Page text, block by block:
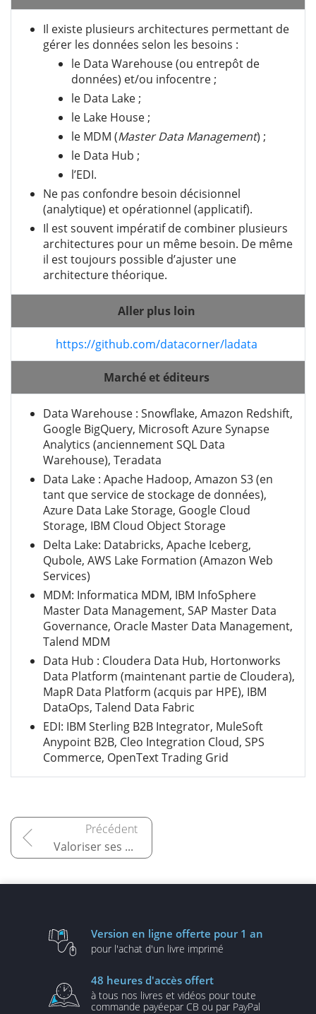
Il existe plusieurs architectures permettant de
gérer les données selon les besoins :
le Data Warehouse (ou entrepôt de
données) et/ou infocentre ;
le Data Lake ;
le Lake House ;
le MDM (Master Data Management) ;
le Data Hub ;
l’EDI.
Ne pas confondre besoin décisionnel
(analytique) et opérationnel (applicatif).
Il est souvent impératif de combiner plusieurs
architectures pour un même besoin. De même
il est toujours possible d’ajuster une
architecture théorique.
Aller plus loin
https://github.com/datacorner/ladata
Marché et éditeurs
Data Warehouse : Snowflake, Amazon Redshift,
Google BigQuery, Microsoft Azure Synapse
Analytics (anciennement SQL Data
Warehouse), Teradata
Data Lake : Apache Hadoop, Amazon S3 (en
tant que service de stockage de données),
Azure Data Lake Storage, Google Cloud
Storage, IBM Cloud Object Storage
Delta Lake: Databricks, Apache Iceberg,
Qubole, AWS Lake Formation (Amazon Web
Services)
MDM: Informatica MDM, IBM InfoSphere
Master Data Management, SAP Master Data
Governance, Oracle Master Data Management,
Talend MDM
Data Hub : Cloudera Data Hub, Hortonworks
Data Platform (maintenant partie de Cloudera),
MapR Data Platform (acquis par HPE), IBM
DataOps, Talend Data Fabric
EDI: IBM Sterling B2B Integrator, MuleSoft
Anypoint B2B, Cleo Integration Cloud, SPS
Commerce, OpenText Trading Grid
Valoriser ses données avec l’IA
Version en ligne offerte pour 1 an
pour l'achat d'un livre imprimé
48 heures d'accès offert
à tous nos livres et vidéos pour toute
commande payéepar CB ou par PayPal